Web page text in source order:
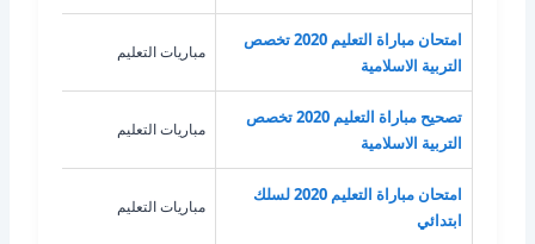
امتحان مباراة التعليم 2020 تخصص
التربية الاسلامية
مباريات التعليم
تصحيح مباراة التعليم 2020 تخصص
التربية الاسلامية
مباريات التعليم
امتحان مباراة التعليم 2020 لسلك
ابتدائي
مباريات التعليم